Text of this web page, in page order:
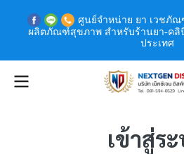
ศูนย์จำหน่าย ยา เวชภั
ผลิตภัณฑ์สุขภาพ สำหรับร้านยา-คลิ
ประเทศ
เข้าสู่ร